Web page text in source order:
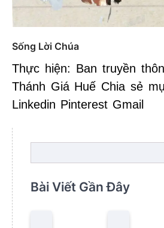
Sống Lời Chúa
Thực hiện: Ban truyền
Thánh Giá Huế Chia sẻ
Linkedin Pinterest Gmail
Bài Viết Gần Đây